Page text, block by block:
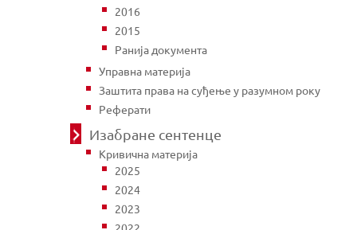
2016
2015
Ранија документа
Управна материја
Заштита права на суђење у разумном року
Реферати
Изабране сентенце
Кривична материја
2025
2024
2023